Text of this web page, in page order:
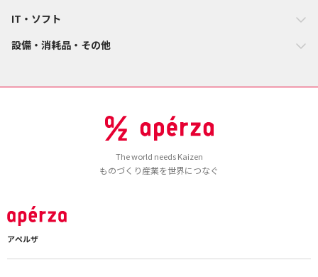
IT・ソフト
設備・消耗品・その他
The world needs Kaizen
ものづくり産業を世界につなぐ
アペルザ